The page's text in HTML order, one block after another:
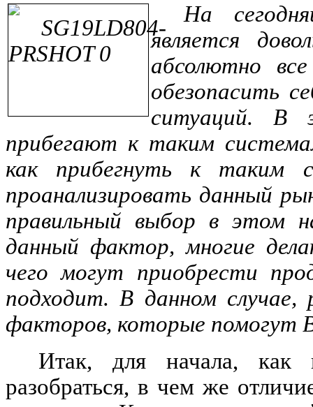
На
является
абсолютно
обезопасить
ситуаций. В
прибегают к таким
как прибегнуть к таким
проанализировать данный
правильный выбор в этом
данный фактор, многие
чего могут приобрести
подходит. В данном случае,
факторов, которые помогут
Итак, для начала, как
разобраться, в чем же